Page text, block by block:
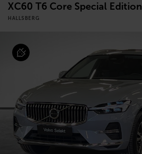
XC60 T6 Core Special Edition
HALLSBERG